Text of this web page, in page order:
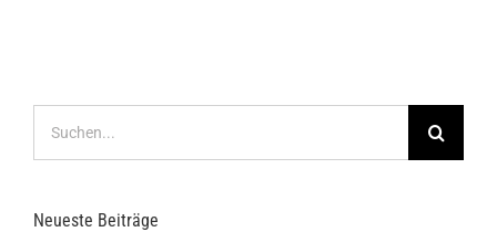
nach:
Neueste Beiträge